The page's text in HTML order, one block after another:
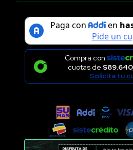
Compra con
cuotas de
Solicita tu